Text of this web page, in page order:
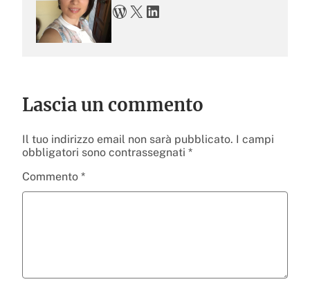
WordPress X LinkedIn
Lascia un commento
Il tuo indirizzo email non sarà pubblicato. I campi
obbligatori sono contrassegnati *
Commento *